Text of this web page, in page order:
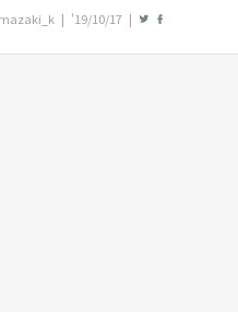
| '19/10/17 |